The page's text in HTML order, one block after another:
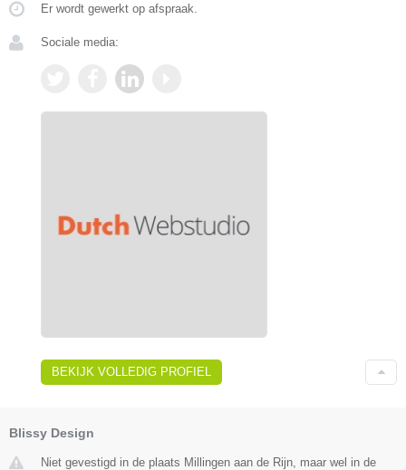
Er wordt gewerkt op afspraak.
Sociale media:
BEKIJK VOLLEDIG PROFIEL
Blissy Design
Niet gevestigd in de plaats Millingen aan de Rijn, maar wel in de